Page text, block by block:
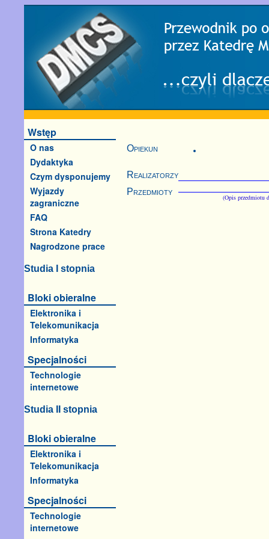
Wstęp
O nas
Dydaktyka
Czym dysponujemy
Wyjazdy
zagraniczne
FAQ
Strona Katedry
Nagrodzone prace
Studia I stopnia
Bloki obieralne
Elektronika i
Telekomunikacja
Informatyka
Specjalności
Technologie
internetowe
Studia II stopnia
Bloki obieralne
Elektronika i
Telekomunikacja
Informatyka
Specjalności
Technologie
internetowe
Opiekun
Realizatorzy
Przedmioty
(Opis przedmiotu